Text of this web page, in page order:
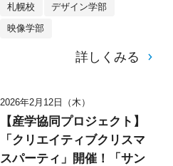
札幌校 デザイン学部
映像学部
詳しくみる
2026年2月12日（木）
【産学協同プロジェクト】
「クリエイティブクリスマ
スパーティ」開催！「サン